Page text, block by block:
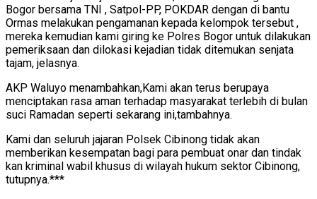
Bogor bersama TNI , Satpol-PP, POKDAR dengan di bantu
Ormas melakukan pengamanan kepada kelompok tersebut ,
mereka kemudian kami giring ke Polres Bogor untuk dilakukan
pemeriksaan dan dilokasi kejadian tidak ditemukan senjata
tajam, jelasnya.
AKP Waluyo menambahkan,Kami akan terus berupaya
menciptakan rasa aman terhadap masyarakat terlebih di bulan
suci Ramadan seperti sekarang ini,tambahnya.
Kami dan seluruh jajaran Polsek Cibinong tidak akan
memberikan kesempatan bagi para pembuat onar dan tindak
kan kriminal wabil khusus di wilayah hukum sektor Cibinong,
tutupnya.***